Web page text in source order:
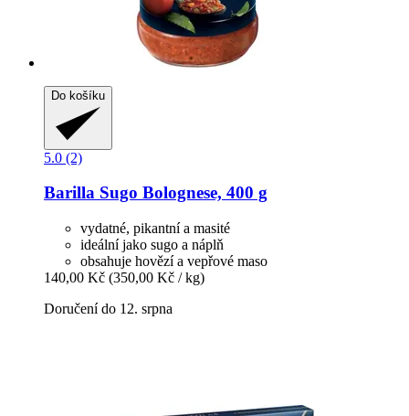
Do košíku
5.0 (2)
Barilla Sugo Bolognese, 400 g
vydatné, pikantní a masité
ideální jako sugo a náplň
obsahuje hovězí a vepřové maso
140,00 Kč (350,00 Kč / kg)
Doručení do 12. srpna